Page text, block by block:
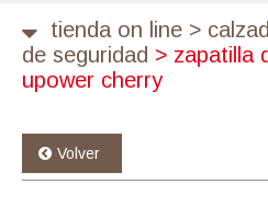
tienda on line >
de seguridad > zapatilla
upower cherry
Volver